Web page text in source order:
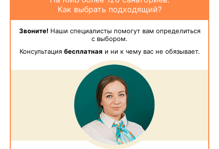
Как выбрать подходящий?
Звоните!Наши специалисты помогут вам определиться
с выбором.
Консультация бесплатная и ни к чему вас не обязывает.